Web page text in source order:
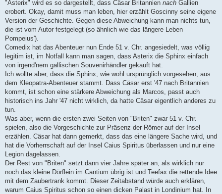
"Asterix" wird es so dargestellt, dass Cäsar Britannien nach Gallien
erobert. Okay, damit muss man leben, hier erzählt Goscinny seine eigene
Version der Geschichte. Gegen diese Abweichung kann man nichts tun,
die ist vom Autor festgelegt (so ähnlich wie das längere Leben
Pompeius').
Comedix hat das Abenteuer nun Ende 51 v. Chr. angesiedelt, was völlig
legitim ist, im Notfall kann man sagen, dass Asterix die Sphinx einfach
von irgend'nem gallischen Souvenirhändler gekauft hat.
Ich wollte aber, dass die Sphinx, wie wohl ursprünglich vorgesehen, aus
dem Kleopatra-Abenteuer stammt. Dass Cäsar erst '47 nach Britannien
kommt, ist schon eine stärkere Abweichung als Marcos, passt auch
historisch ins Jahr '47 nicht wirklich, da hatte Cäsar eigentlich anderes zu
tun.
Was aber, wenn die ersten zwei Seiten von "Briten" zwar 51 v. Chr.
spielen, also die Vorgeschichte zur Präsenz der Römer auf der Insel
erzählen. Cäsar hat dann gemerkt, dass das eine längere Sache wird, und
hat die Vorherrschaft auf der Insel Caius Spiritus überlassen und nur eine
Legion dagelassen.
Der Rest von "Briten" setzt dann vier Jahre später an, als wirklich nur
noch das kleine Dörflein im Cantium übrig ist und Teefax die rettende Idee
mit dem Zaubertrank kommt. Dieser Zeitabstand würde auch erklären,
warum Caius Spiritus schon so einen dicken Palast in Londinium hat. In